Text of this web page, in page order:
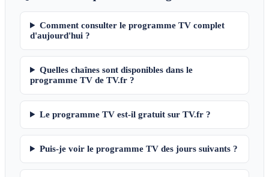
Comment consulter le programme TV complet
d'aujourd'hui ?
Quelles chaînes sont disponibles dans le
programme TV de TV.fr ?
Le programme TV est-il gratuit sur TV.fr ?
Puis-je voir le programme TV des jours suivants ?